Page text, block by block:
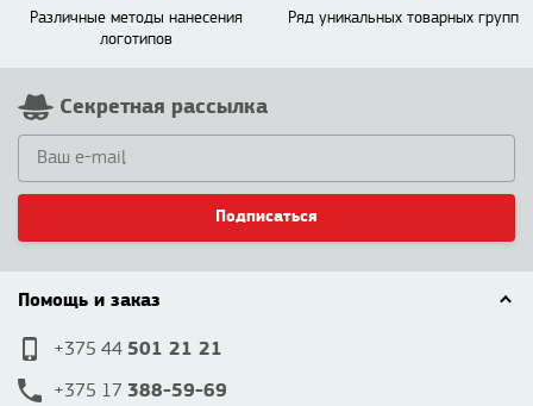
Различные методы нанесения
логотипов
Ряд уникальных товарных групп
Секретная рассылка
Подписаться
Помощь и заказ
+375 44 501 21 21
+375 17 388-59-69